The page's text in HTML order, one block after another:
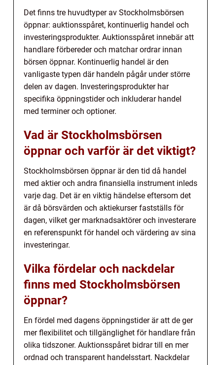
Det finns tre huvudtyper av Stockholmsbörsen
öppnar: auktionsspåret, kontinuerlig handel och
investeringsprodukter. Auktionsspåret innebär att
handlare förbereder och matchar ordrar innan
börsen öppnar. Kontinuerlig handel är den
vanligaste typen där handeln pågår under större
delen av dagen. Investeringsprodukter har
specifika öppningstider och inkluderar handel
med terminer och optioner.
Vad är Stockholmsbörsen
öppnar och varför är det viktigt?
Stockholmsbörsen öppnar är den tid då handel
med aktier och andra finansiella instrument inleds
varje dag. Det är en viktig händelse eftersom det
är då börsvärden och aktiekurser fastställs för
dagen, vilket ger marknadsaktörer och investerare
en referenspunkt för handel och värdering av sina
investeringar.
Vilka fördelar och nackdelar
finns med Stockholmsbörsen
öppnar?
En fördel med dagens öppningstider är att de ger
mer flexibilitet och tillgänglighet för handlare från
olika tidszoner. Auktionsspåret bidrar till en mer
ordnad och transparent handelsstart. Nackdelar